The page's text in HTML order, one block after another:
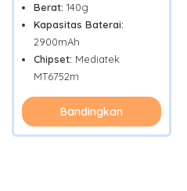
Berat: 140g
Kapasitas Baterai:
2900mAh
Chipset: Mediatek
MT6752m
Bandingkan